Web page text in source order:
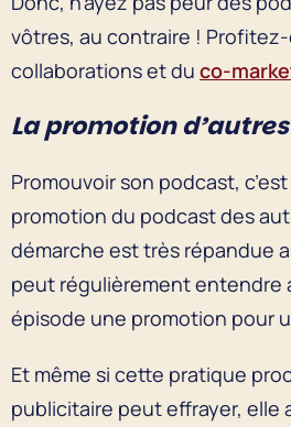
vôtres, au contraire !
collaborations et du co-
La promotion
Promouvoir son podcast,
promotion du podcast des
démarche est très répandue
peut régulièrement entendre
épisode une promotion pour
Et même si cette pratique
publicitaire peut effrayer, elle